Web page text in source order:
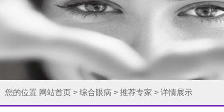
您的位置 网站首页 > 综合眼病 > 推荐专家 > 详情展示